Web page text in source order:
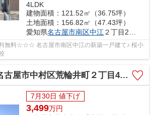
4LDK
建物面積：121.52㎡（36.75坪）
土地面積：156.82㎡（47.43坪）
愛知県名古屋市南区中江 ２丁目216
料☆☆☆ 名古屋市南区中江の新築一戸建て♪ 桜小
屋市中村区荒輪井町２丁目40-1【仲介手数料無料】新築一戸建て 1号棟
7月30日 値下げ
3,499万円